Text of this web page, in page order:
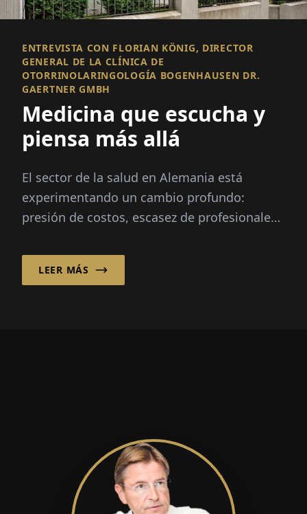
ENTREVISTA CON FLORIAN KÖNIG, DIRECTOR
GENERAL DE LA CLÍNICA DE
OTORRINOLARINGOLOGÍA BOGENHAUSEN DR.
GAERTNER GMBH
Medicina que escucha y
piensa más allá
El sector de la salud en Alemania está
experimentando un cambio profundo:
presión de costos, escasez de profesionales,
LEER MÁS